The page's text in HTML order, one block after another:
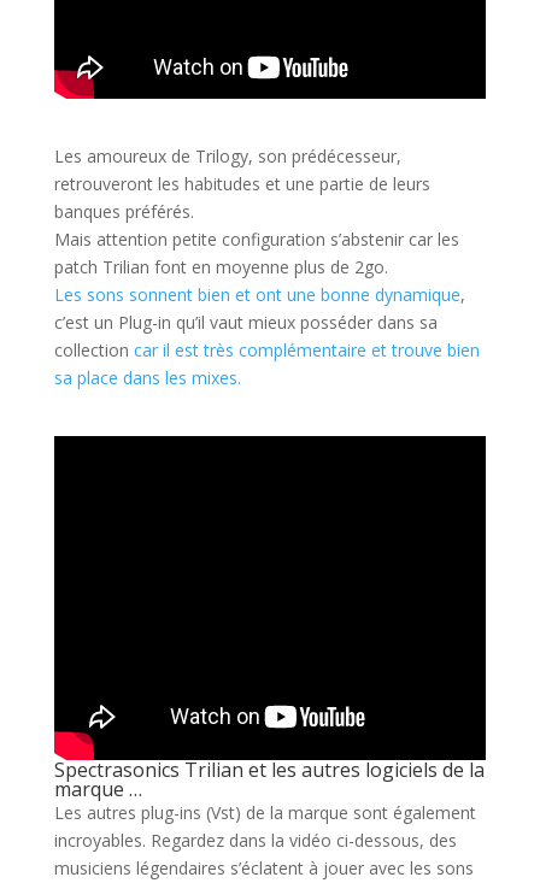
Les amoureux de Trilogy, son prédécesseur,
retrouveront les habitudes et une partie de leurs
banques préférés.
Mais attention petite configuration s’abstenir car les
patch Trilian font en moyenne plus de 2go.
Les sons sonnent bien et ont une bonne dynamique,
c’est un Plug-in qu’il vaut mieux posséder dans sa
collection car il est très complémentaire et trouve bien
sa place dans les mixes.
Spectrasonics Trilian et les autres logiciels de la
marque …
Les autres plug-ins (Vst) de la marque sont également
incroyables. Regardez dans la vidéo ci-dessous, des
musiciens légendaires s’éclatent à jouer avec les sons